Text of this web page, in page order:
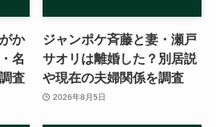
か
名
査
ジャンポケ斉藤と妻・瀬戸
サオリは離婚した？別居説
や現在の夫婦関係を調査
2026年8月5日